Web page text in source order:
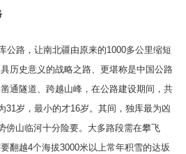
公路，让南北疆由原来的1000多公里缩短
历史意义的战略之路、更堪称是中国公路
通隧道、跨越山峰，在公路建设期间，共
31岁，最小的才16岁。其间，独库最为凶
傍山临河十分险要。大多路段需在攀飞
翻越4个海拔3000米以上常年积雪的达坂